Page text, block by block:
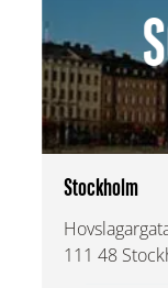
Stockholm
111 48